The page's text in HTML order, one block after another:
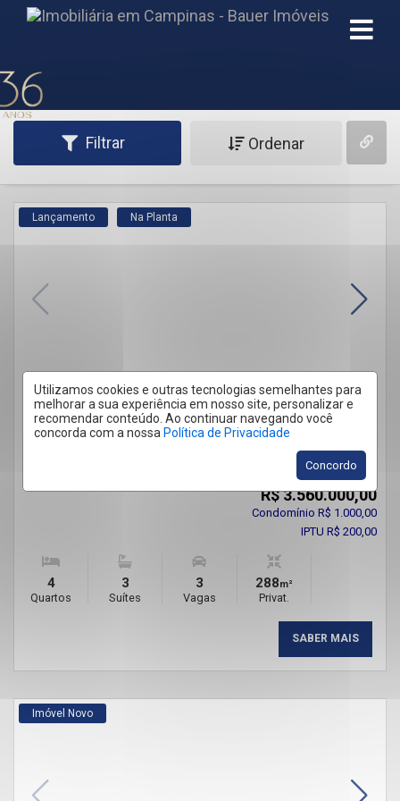
Utilizamos cookies e outras tecnologias semelhantes para
melhorar a sua experiência em nosso site, personalizar e
recomendar conteúdo. Ao continuar navegando você
concorda com a nossa Política de Privacidade
Concordo
Imóveis à venda em Alphaville Dom Pedro, Campinas -
SP
Filtrar Ordenar
Lançamento Na Planta
CASA EM CONDOMÍNIO 4 QUARTOS ALPHAVILLE DOM
PEDRO 288M²
ALPHAVILLE DOM PEDRO - CAMPINAS/SP
Venda
R$ 3.560.000,00
Condomínio R$ 1.000,00
IPTU R$ 200,00
4
Quartos
3
Suítes
3
Vagas
288m²
Privat.
SABER MAIS
Imóvel Novo